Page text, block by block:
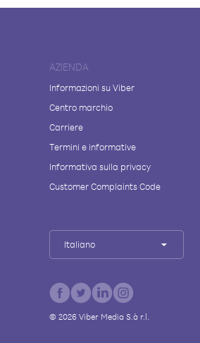
AZIENDA
Informazioni su Viber
Centro marchio
Carriere
Termini e informative
Informativa sulla privacy
Customer Complaints Code
Italiano
© 2026Viber Media S.à r.l.